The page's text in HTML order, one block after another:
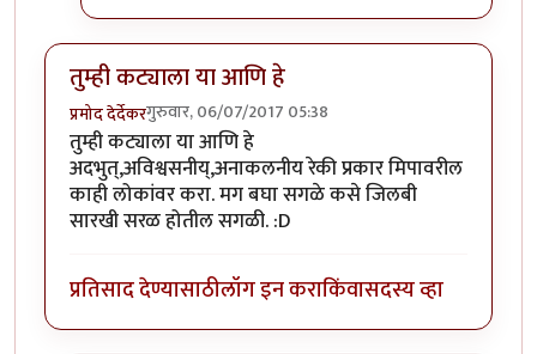
तुम्ही कट्याला या आणि हे
प्रमोद देर्देकरगुरुवार, 06/07/2017 05:38
तुम्ही कट्याला या आणि हे
अदभुत्,अविश्वसनीय्,अनाकलनीय रेकी प्रकार मिपावरील
काही लोकांवर करा. मग बघा सगळे कसे जिलबी
सारखी सरळ होतील सगळी. :D
प्रतिसाद देण्यासाठीलॉग इन कराकिंवासदस्य व्हा